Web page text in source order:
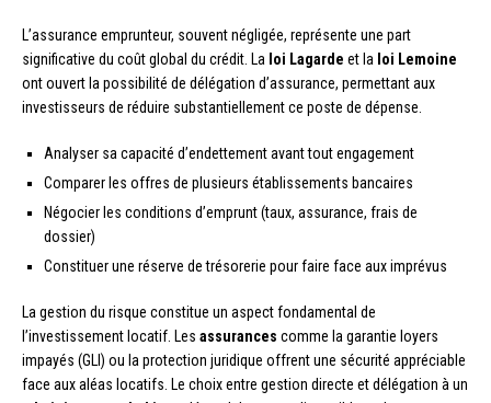
L’assurance emprunteur, souvent négligée, représente une part
significative du coût global du crédit. La loi Lagarde et la loi Lemoine
ont ouvert la possibilité de délégation d’assurance, permettant aux
investisseurs de réduire substantiellement ce poste de dépense.
Analyser sa capacité d’endettement avant tout engagement
Comparer les offres de plusieurs établissements bancaires
Négocier les conditions d’emprunt (taux, assurance, frais de
dossier)
Constituer une réserve de trésorerie pour faire face aux imprévus
La gestion du risque constitue un aspect fondamental de
l’investissement locatif. Les assurances comme la garantie loyers
impayés (GLI) ou la protection juridique offrent une sécurité appréciable
face aux aléas locatifs. Le choix entre gestion directe et délégation à un